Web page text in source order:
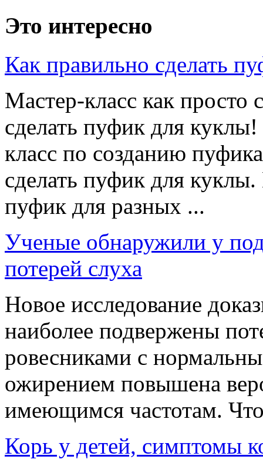
Это интересно
Как правильно сделать
Мастер-класс как просто
сделать пуфик для
класс по созданию
сделать пуфик для
пуфик для разных ...
Ученые обнаружили у
потерей слуха
Новое исследование
наиболее подвержены
ровесниками с
ожирением повышена
имеющимся частотам.
Корь у детей, симптомы